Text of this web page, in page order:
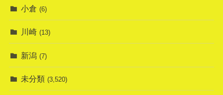
小倉 (6)
川崎 (13)
新潟 (7)
未分類 (3,520)